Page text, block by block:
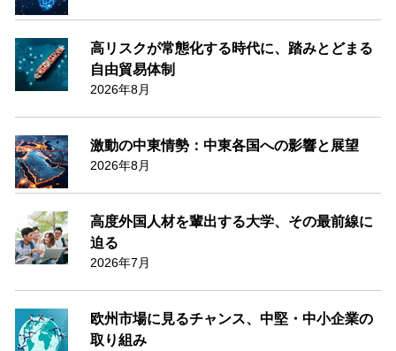
高リスクが常態化する時代に、踏みとどまる
自由貿易体制
2026年8月
激動の中東情勢：中東各国への影響と展望
2026年8月
高度外国人材を輩出する大学、その最前線に
迫る
2026年7月
欧州市場に見るチャンス、中堅・中小企業の
取り組み